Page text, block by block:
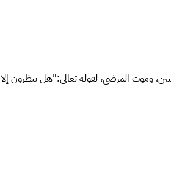
وموت المرضى، لقوله تعالى:"هل ينظرون